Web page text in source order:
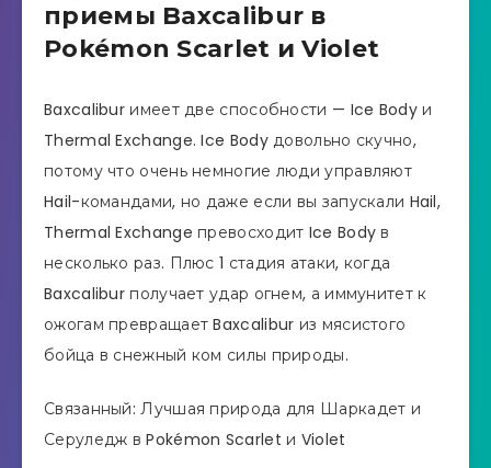
приемы Baxcalibur в
Pokémon Scarlet и Violet
Baxcalibur имеет две способности — Ice Body и
Thermal Exchange. Ice Body довольно скучно,
потому что очень немногие люди управляют
Hail-командами, но даже если вы запускали Hail,
Thermal Exchange превосходит Ice Body в
несколько раз. Плюс 1 стадия атаки, когда
Baxcalibur получает удар огнем, а иммунитет к
ожогам превращает Baxcalibur из мясистого
бойца в снежный ком силы природы.
Связанный: Лучшая природа для Шаркадет и
Серуледж в Pokémon Scarlet и Violet